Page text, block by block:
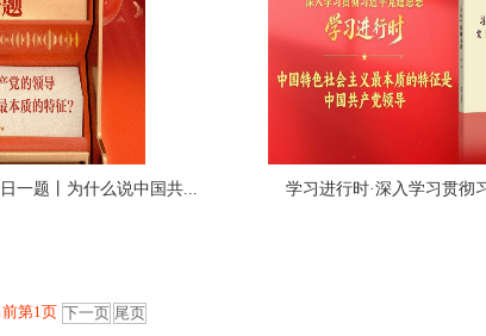
一题丨为什么说中国共... 学习进行时·深入学习贯彻
第1页 下一页 尾页